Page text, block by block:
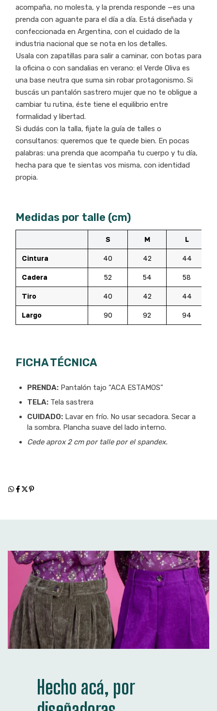
acompaña, no molesta, y la prenda responde —es una
prenda con aguante para el día a día. Está diseñada y
confeccionada en Argentina, con el cuidado de la
industria nacional que se nota en los detalles.
Usala con zapatillas para salir a caminar, con botas para
la oficina o con sandalias en verano: el Verde Oliva es
una base neutra que suma sin robar protagonismo. Si
buscás un pantalón sastrero mujer que no te obligue a
cambiar tu rutina, éste tiene el equilibrio entre
formalidad y libertad.
Si dudás con la talla, fijate la guía de talles o
consultanos: queremos que te quede bien. En pocas
palabras: una prenda que acompaña tu cuerpo y tu día,
hecha para que te sientas vos misma, con identidad
propia.
Medidas por talle (cm)
S M L
Cintura 40 42 44
Cadera 52 54 58
Tiro 40 42 44
Largo 90 92 94
FICHA TÉCNICA
PRENDA: Pantalón tajo “ACA ESTAMOS”
TELA: Tela sastrera
CUIDADO: Lavar en frío. No usar secadora. Secar a
la sombra. Plancha suave del lado interno.
Cede aprox 2 cm por talle por el spandex.
Hecho acá, por